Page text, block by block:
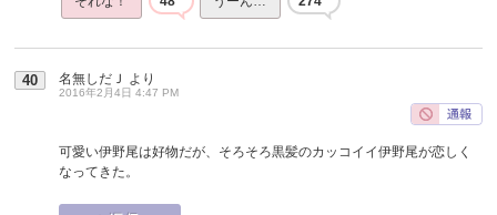
40 名無しだＪ より
2016年2月4日 4:47 PM
可愛い伊野尾は好物だが、そろそろ黒髪のカッコイイ伊野尾が恋しく
なってきた。